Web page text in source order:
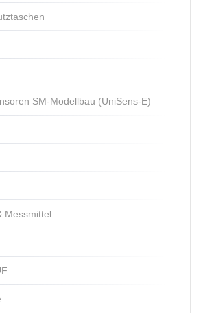
SM-Modellbau (UniSens-E)
Messmittel